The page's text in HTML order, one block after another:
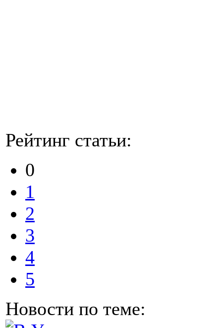
Рейтинг статьи:
0
1
2
3
4
5
Новости по теме: